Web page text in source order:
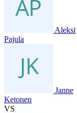
Aleksi
Pajula
Janne
Ketonen
VS